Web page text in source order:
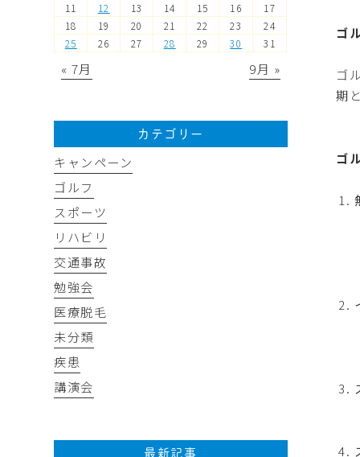
ゴ
ゴ
期
ゴ
11
12 13 14 15 16
17
18
19 20 21 22 23
24
25
26 27 28 29 30 31
« 7月 9月 »
カテゴリー
キャンペーン
ゴルフ
スポーツ
リハビリ
交通事故
勉強会
医療脱毛
未分類
疾患
講演会
最新記事